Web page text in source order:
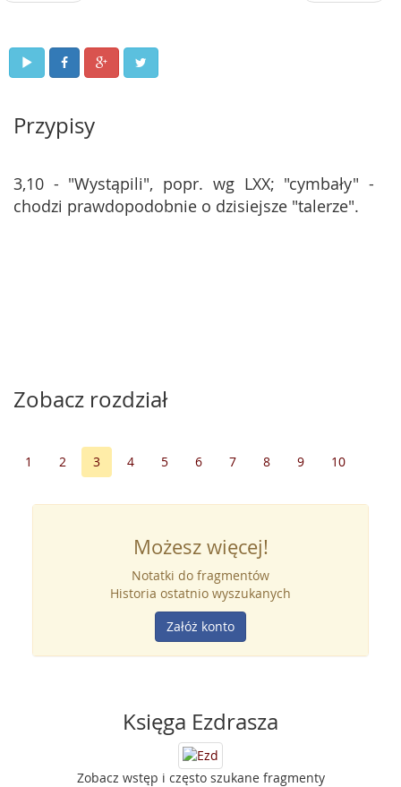
Przypisy
3,10 - "Wystąpili", popr. wg LXX; "cymbały" -
chodzi prawdopodobnie o dzisiejsze "talerze".
Zobacz rozdział
1 2 3 4 5 6 7 8 9 10
Możesz więcej!
Notatki do fragmentów
Historia ostatnio wyszukanych
Załóż konto
Księga Ezdrasza
Zobacz wstęp i często szukane fragmenty